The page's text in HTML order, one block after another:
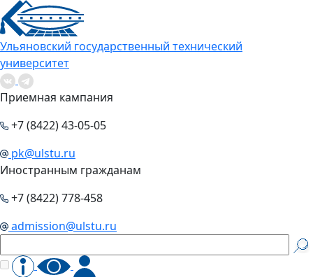
Ульяновский государственный технический
университет
Приемная кампания
+7 (8422) 43-05-05
pk@ulstu.ru
Иностранным гражданам
+7 (8422) 778-458
admission@ulstu.ru